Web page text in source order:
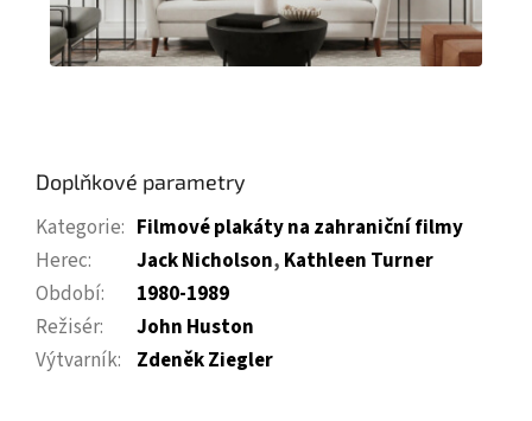
Doplňkové parametry
Kategorie: Filmové plakáty na zahraniční filmy
Herec: Jack Nicholson, Kathleen Turner
Období:
1980-1989
Režisér:
John Huston
Výtvarník: Zdeněk Ziegler